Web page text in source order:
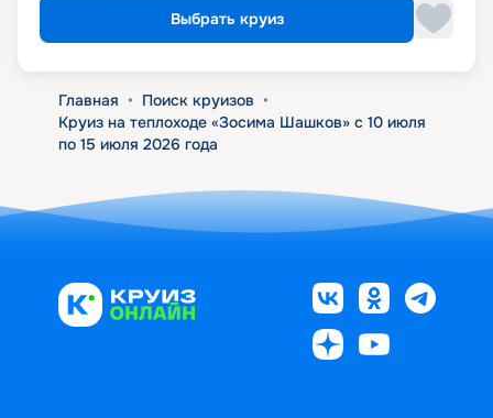
Выбрать круиз
Главная • Поиск круизов •
Круиз на теплоходе «Зосима Шашков» с 10 июля
по 15 июля 2026 года